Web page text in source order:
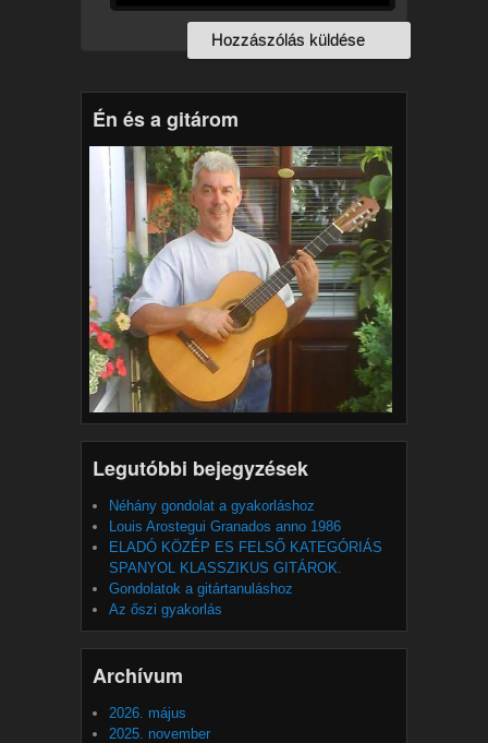
Én és a gitárom
Legutóbbi bejegyzések
Néhány gondolat a gyakorláshoz
Louis Arostegui Granados anno 1986
ELADÓ KÖZÉP ES FELSŐ KATEGÓRIÁS
SPANYOL KLASSZIKUS GITÁROK.
Gondolatok a gitártanuláshoz
Az őszi gyakorlás
Archívum
2026. május
2025. november